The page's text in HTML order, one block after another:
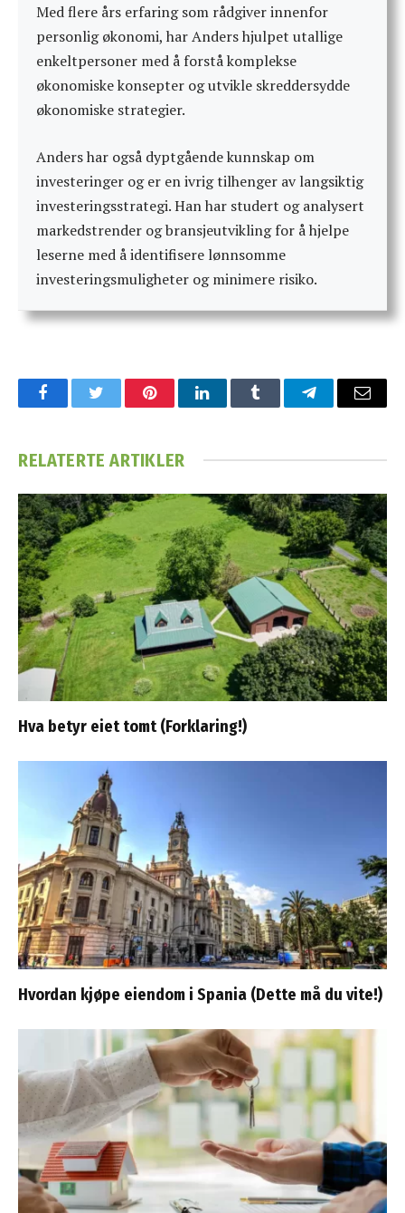
Med flere års erfaring som rådgiver innenfor
personlig økonomi, har Anders hjulpet utallige
enkeltpersoner med å forstå komplekse
økonomiske konsepter og utvikle skreddersydde
økonomiske strategier.
Anders har også dyptgående kunnskap om
investeringer og er en ivrig tilhenger av langsiktig
investeringsstrategi. Han har studert og analysert
markedstrender og bransjeutvikling for å hjelpe
leserne med å identifisere lønnsomme
investeringsmuligheter og minimere risiko.
FacebookTwitter PinterestLinkedInTumblr TelegramEmail
RELATERTE ARTIKLER
Hva betyr eiet tomt (Forklaring!)
Hvordan kjøpe eiendom i Spania (Dette må du vite!)